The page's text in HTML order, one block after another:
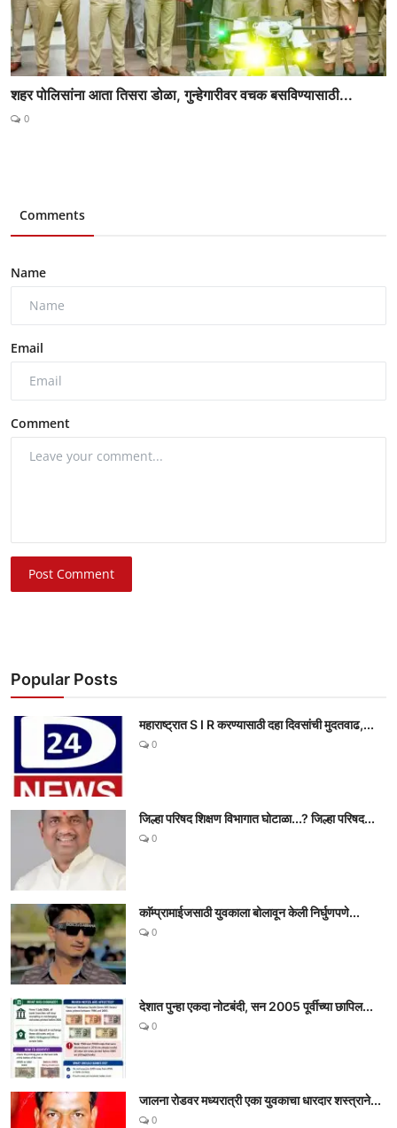
शहर पोलिसांना आता तिसरा डोळा, गुन्हेगारीवर वचक बसविण्यासाठी...
0
Comments
Name
Email
Comment
Post Comment
Popular Posts
महाराष्ट्रात S I R करण्यासाठी दहा दिवसांची मुदतवाढ,...
0
जिल्हा परिषद शिक्षण विभागात घोटाळा...? जिल्हा परिषद...
0
काॅम्प्रामाईजसाठी युवकाला बोलावून केली निर्घुणपणे...
0
देशात पुन्हा एकदा नोटबंदी, सन 2005 पूर्वीच्या छापिल...
0
जालना रोडवर मध्यरात्री एका युवकाचा धारदार शस्त्राने...
0